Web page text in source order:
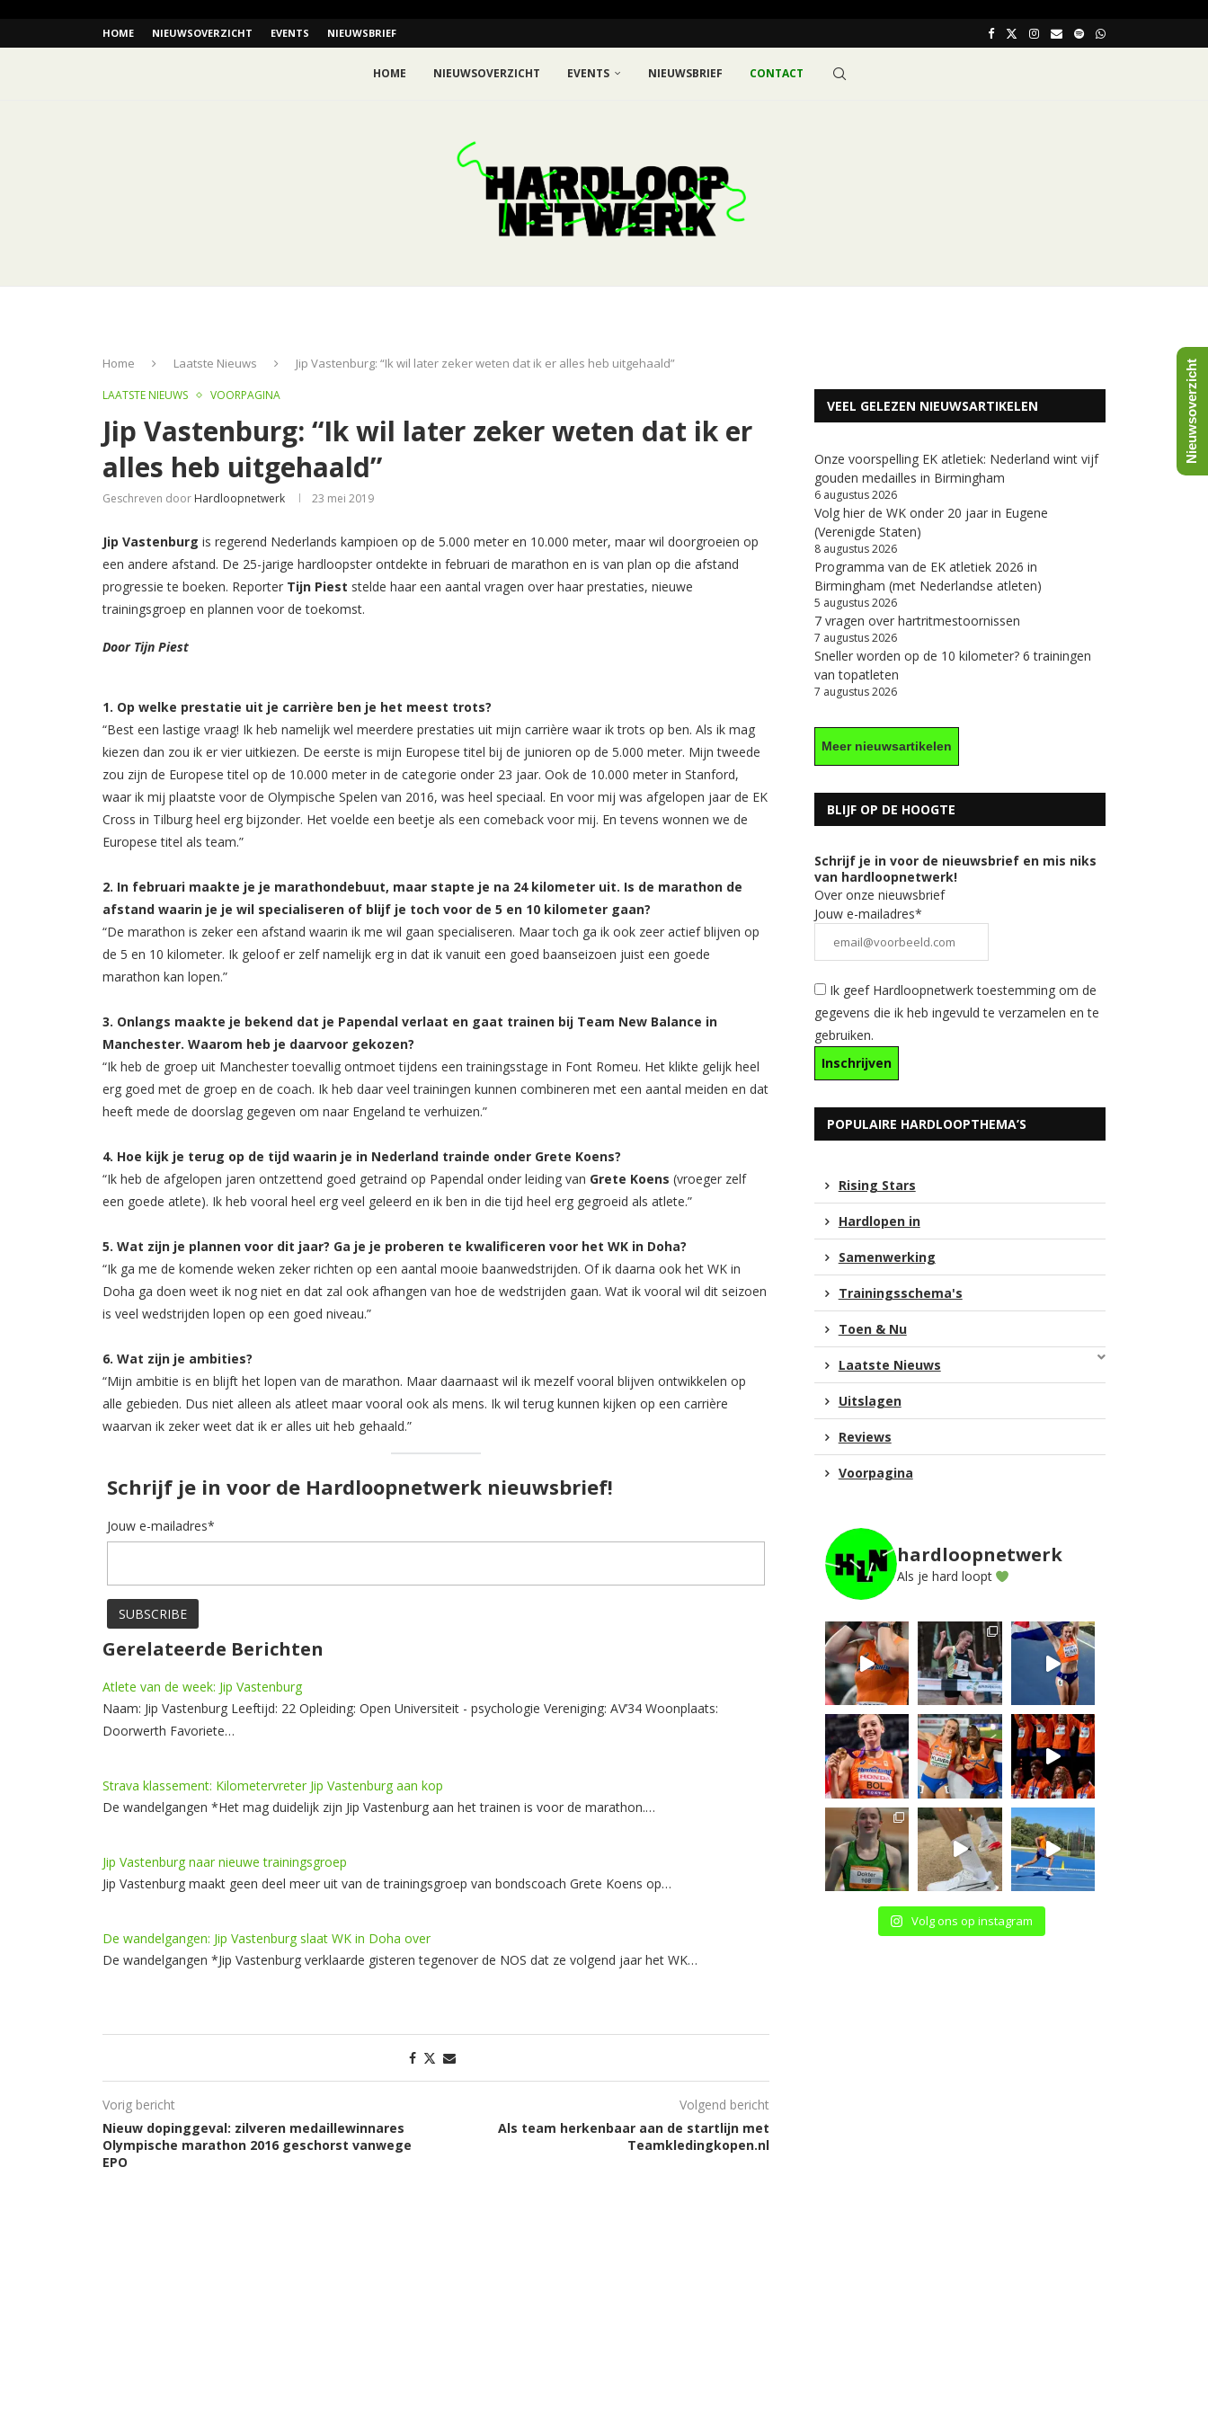
HOME NIEUWSOVERZICHT EVENTS NIEUWSBRIEF
HOME NIEUWSOVERZICHT EVENTS NIEUWSBRIEF CONTACT
Home Laatste Nieuws Jip Vastenburg: “Ik wil later zeker weten dat ik er alles heb uitgehaald”
LAATSTE NIEUWS VOORPAGINA
Jip Vastenburg: “Ik wil later zeker weten dat ik er
alles heb uitgehaald”
Geschreven door Hardloopnetwerk 23 mei 2019
Jip Vastenburg is regerend Nederlands kampioen op de 5.000 meter en 10.000 meter, maar wil doorgroeien op
een andere afstand. De 25-jarige hardloopster ontdekte in februari de marathon en is van plan op die afstand
progressie te boeken. Reporter Tijn Piest stelde haar een aantal vragen over haar prestaties, nieuwe
trainingsgroep en plannen voor de toekomst.
Door Tijn Piest
1. Op welke prestatie uit je carrière ben je het meest trots?
“Best een lastige vraag! Ik heb namelijk wel meerdere prestaties uit mijn carrière waar ik trots op ben. Als ik mag
kiezen dan zou ik er vier uitkiezen. De eerste is mijn Europese titel bij de junioren op de 5.000 meter. Mijn tweede
zou zijn de Europese titel op de 10.000 meter in de categorie onder 23 jaar. Ook de 10.000 meter in Stanford,
waar ik mij plaatste voor de Olympische Spelen van 2016, was heel speciaal. En voor mij was afgelopen jaar de EK
Cross in Tilburg heel erg bijzonder. Het voelde een beetje als een comeback voor mij. En tevens wonnen we de
Europese titel als team.”
2. In februari maakte je je marathondebuut, maar stapte je na 24 kilometer uit. Is de marathon de
afstand waarin je je wil specialiseren of blijf je toch voor de 5 en 10 kilometer gaan?
“De marathon is zeker een afstand waarin ik me wil gaan specialiseren. Maar toch ga ik ook zeer actief blijven op
de 5 en 10 kilometer. Ik geloof er zelf namelijk erg in dat ik vanuit een goed baanseizoen juist een goede
marathon kan lopen.”
3. Onlangs maakte je bekend dat je Papendal verlaat en gaat trainen bij Team New Balance in
Manchester. Waarom heb je daarvoor gekozen?
“Ik heb de groep uit Manchester toevallig ontmoet tijdens een trainingsstage in Font Romeu. Het klikte gelijk heel
erg goed met de groep en de coach. Ik heb daar veel trainingen kunnen combineren met een aantal meiden en dat
heeft mede de doorslag gegeven om naar Engeland te verhuizen.”
4. Hoe kijk je terug op de tijd waarin je in Nederland trainde onder Grete Koens?
“Ik heb de afgelopen jaren ontzettend goed getraind op Papendal onder leiding van Grete Koens (vroeger zelf
een goede atlete). Ik heb vooral heel erg veel geleerd en ik ben in die tijd heel erg gegroeid als atlete.”
5. Wat zijn je plannen voor dit jaar? Ga je je proberen te kwalificeren voor het WK in Doha?
“Ik ga me de komende weken zeker richten op een aantal mooie baanwedstrijden. Of ik daarna ook het WK in
Doha ga doen weet ik nog niet en dat zal ook afhangen van hoe de wedstrijden gaan. Wat ik vooral wil dit seizoen
is veel wedstrijden lopen op een goed niveau.”
6. Wat zijn je ambities?
“Mijn ambitie is en blijft het lopen van de marathon. Maar daarnaast wil ik mezelf vooral blijven ontwikkelen op
alle gebieden. Dus niet alleen als atleet maar vooral ook als mens. Ik wil terug kunnen kijken op een carrière
waarvan ik zeker weet dat ik er alles uit heb gehaald.”
Schrijf je in voor de Hardloopnetwerk nieuwsbrief!
Jouw e-mailadres*
Gerelateerde Berichten
Atlete van de week: Jip Vastenburg
Naam: Jip Vastenburg Leeftijd: 22 Opleiding: Open Universiteit - psychologie Vereniging: AV’34 Woonplaats:
Doorwerth Favoriete…
Strava klassement: Kilometervreter Jip Vastenburg aan kop
De wandelgangen *Het mag duidelijk zijn Jip Vastenburg aan het trainen is voor de marathon.…
Jip Vastenburg naar nieuwe trainingsgroep
Jip Vastenburg maakt geen deel meer uit van de trainingsgroep van bondscoach Grete Koens op…
De wandelgangen: Jip Vastenburg slaat WK in Doha over
De wandelgangen *Jip Vastenburg verklaarde gisteren tegenover de NOS dat ze volgend jaar het WK…
Vorig bericht
Nieuw dopinggeval: zilveren medaillewinnares
Olympische marathon 2016 geschorst vanwege
EPO
Volgend bericht
Als team herkenbaar aan de startlijn met
Teamkledingkopen.nl
VEEL GELEZEN NIEUWSARTIKELEN
Onze voorspelling EK atletiek: Nederland wint vijf
gouden medailles in Birmingham
6 augustus 2026
Volg hier de WK onder 20 jaar in Eugene
(Verenigde Staten)
8 augustus 2026
Programma van de EK atletiek 2026 in
Birmingham (met Nederlandse atleten)
5 augustus 2026
7 vragen over hartritmestoornissen
7 augustus 2026
Sneller worden op de 10 kilometer? 6 trainingen
van topatleten
7 augustus 2026
Meer nieuwsartikelen
BLIJF OP DE HOOGTE
Schrijf je in voor de nieuwsbrief en mis niks
van hardloopnetwerk!
Over onze nieuwsbrief
Jouw e-mailadres*
Ik geef Hardloopnetwerk toestemming om de
gegevens die ik heb ingevuld te verzamelen en te
gebruiken.
POPULAIRE HARDLOOPTHEMA’S
Rising Stars
Hardlopen in
Samenwerking
Trainingsschema's
Toen & Nu
Laatste Nieuws
Uitslagen
Reviews
Voorpagina
hardloopnetwerk
Als je hard loopt
Volg ons op instagram
Nieuwsoverzicht